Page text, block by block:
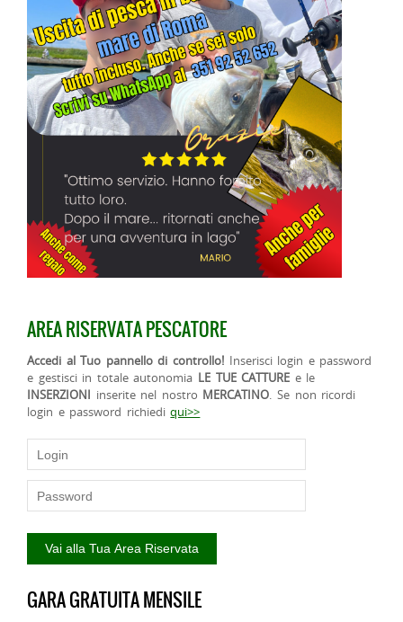
AREA RISERVATA PESCATORE
Accedi al Tuo pannello di controllo! Inserisci login e password
e gestisci in totale autonomia LE TUE CATTURE e le
INSERZIONI inserite nel nostro MERCATINO. Se non ricordi
login e password richiediqui>>
GARA GRATUITA MENSILE